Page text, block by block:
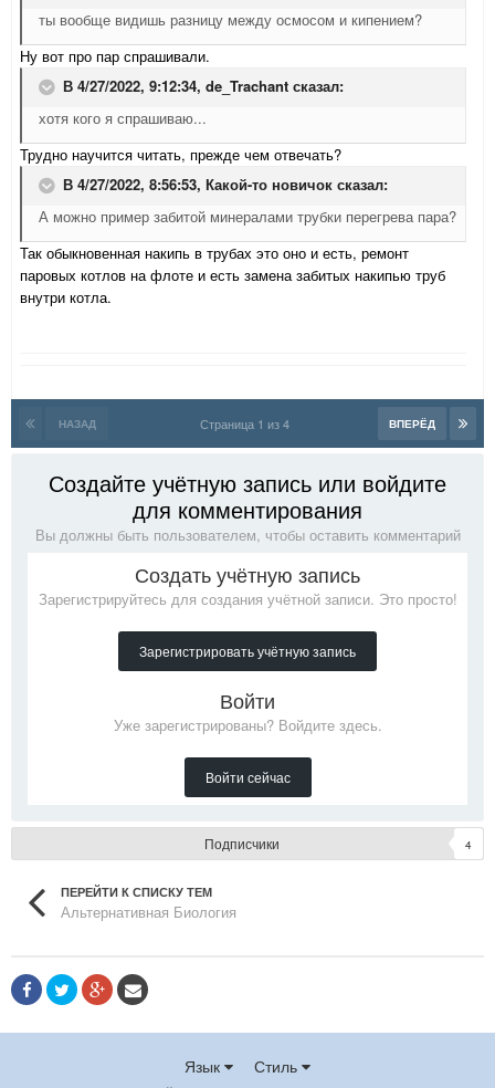
ты вообще видишь разницу между осмосом и кипением?
Ну вот про пар спрашивали.
В 4/27/2022, 9:12:34, de_Trachant сказал:
хотя кого я спрашиваю...
Трудно научится читать, прежде чем отвечать?
В 4/27/2022, 8:56:53, Какой-то новичок сказал:
А можно пример забитой минералами трубки перегрева пара?
Так обыкновенная накипь в трубах это оно и есть, ремонт
паровых котлов на флоте и есть замена забитых накипью труб
внутри котла.
НАЗАД ВПЕРЁД
Страница 1 из 4
Создайте учётную запись или войдите
для комментирования
Вы должны быть пользователем, чтобы оставить комментарий
Создать учётную запись
Зарегистрируйтесь для создания учётной записи. Это просто!
Зарегистрировать учётную запись
Войти
Уже зарегистрированы? Войдите здесь.
Войти сейчас
Подписчики 4
ПЕРЕЙТИ К СПИСКУ ТЕМ
Альтернативная Биология
Язык Стиль